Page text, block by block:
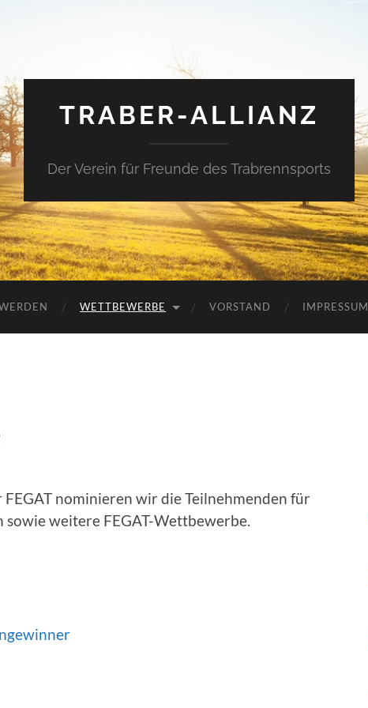
TRABER-ALLIANZ
Der Verein für Freunde des Trabrennsports
WETTBEWERBE VORSTAND IMPRESSUM
nominieren wir die Teilnehmenden für
weitere FEGAT-Wettbewerbe.